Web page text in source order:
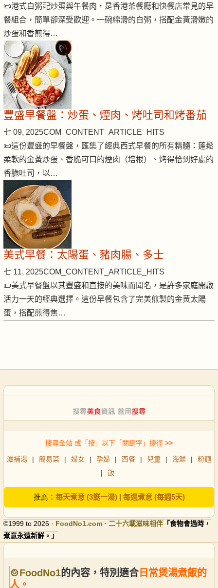
📜港式白粥配炒蛋與午餐肉，是香港茶餐廳和快餐店常見的早
餐組合，簡單卻深受歡迎。一碗綿滑的白粥，搭配金黃滑嫩的
炒蛋和香煎得…
豐盛早餐盤：炒蛋、煙肉、烤吐司和烤番茄
七 09, 2025COM_CONTENT_ARTICLE_HITS
📜這份豐盛的早餐盤，匯集了經典西式早餐的所有精髓：蓬鬆
柔軟的金黃炒蛋、香脆可口的煙肉（培根）、烤得恰到好處的
香脆吐司，以…
美式早餐：太陽蛋、豬肉腸、多士
七 11, 2025COM_CONTENT_ARTICLE_HITS
📜美式早餐盤以其豐盛和直接的美味而聞名，是許多家庭開啟
活力一天的經典選擇。這份早餐包含了完美煎製的金黃太陽
蛋，搭配煎得焦…
搜尋全站 或「按」以下「關鍵字」捷徑 >>
滋補湯 | 簡易菜 | 婦女 | 孕婦 | 西餐 | 兒童 | 海鮮 |
粉麵
|
飯
推薦： 每天煮意 (3餸一湯)| 每週煮意 (每週5天)
©1999 to 2026 · FoodNo1.com · 二十六載滋味相伴 「食物會過時，
煮意永遠新鮮。」
🍲FoodNo1的內容，特別適合 日常煲湯煮飯的
人。